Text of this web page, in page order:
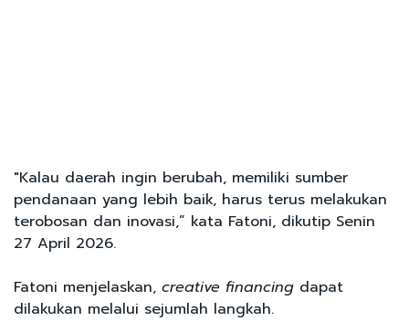
"Kalau daerah ingin berubah, memiliki sumber
pendanaan yang lebih baik, harus terus melakukan
terobosan dan inovasi,” kata Fatoni, dikutip Senin
27 April 2026.
Fatoni menjelaskan, creative financing dapat
dilakukan melalui sejumlah langkah.